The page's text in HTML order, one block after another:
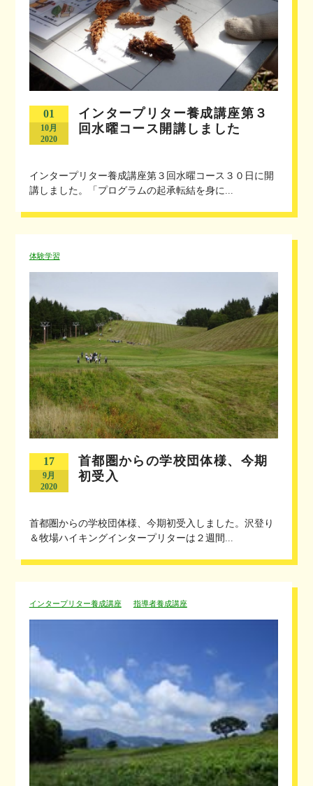
01
10月
2020
インタープリター養成講座第３
回水曜コース開講しました
インタープリター養成講座第３回水曜コース３０日に開
講しました。「プログラムの起承転結を身に...
体験学習
17
9月
2020
首都圏からの学校団体様、今期
初受入
首都圏からの学校団体様、今期初受入しました。沢登り
＆牧場ハイキングインタープリターは２週間...
インタープリター養成講座 指導者養成講座